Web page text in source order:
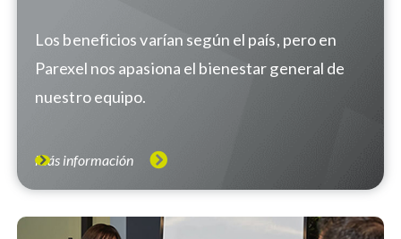
Los beneficios varían según el país, pero en
Parexel nos apasiona el bienestar general de
nuestro equipo.
Más información